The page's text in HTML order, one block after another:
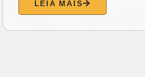
LEIA MAIS